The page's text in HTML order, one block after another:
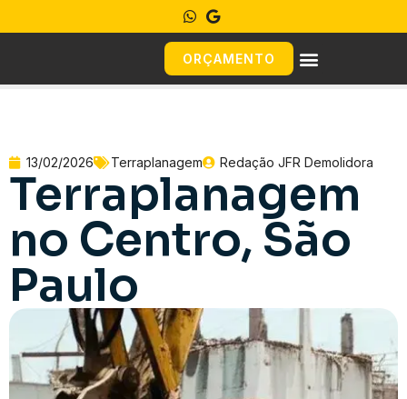
ORÇAMENTO
13/02/2026 Terraplanagem Redação JFR Demolidora
Terraplanagem
no Centro, São
Paulo